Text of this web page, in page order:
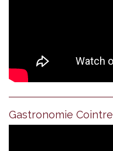
Gastronomie